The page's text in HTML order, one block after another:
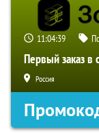
11:04:39
Первый заказ в
Россия